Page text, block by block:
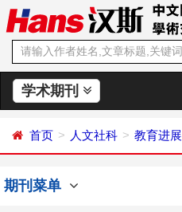
学术期刊
首页 人文社科 教育进展
期刊菜单